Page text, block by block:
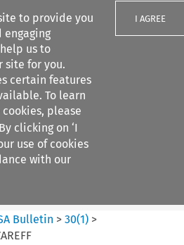
to provide you
us to
site for you.
certain features
To learn
please
clicking on ‘I
use of cookies
with our
I AGREE
filters
Bulletin >30(1) >